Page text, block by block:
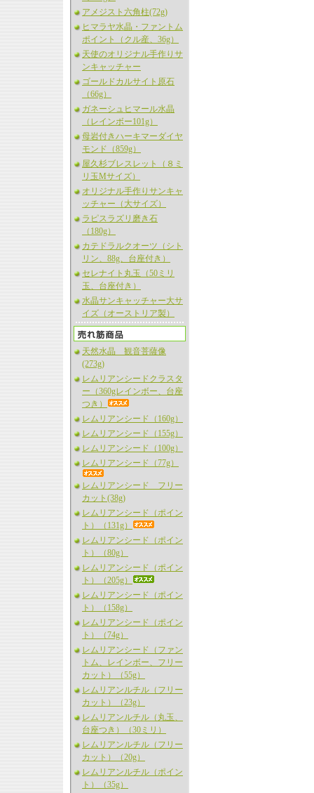
アメジスト六角柱(72g)
ヒマラヤ水晶・ファントム
ポイント（クル産、36g）
天使のオリジナル手作りサ
ンキャッチャー
ゴールドカルサイト原石
（66g）
ガネーシュヒマール水晶
（レインボー101g）
母岩付きハーキマーダイヤ
モンド（859g）
屋久杉ブレスレット（８ミ
リ玉Mサイズ）
オリジナル手作りサンキャ
ッチャー（大サイズ）
ラピスラズリ磨き石
（180g）
カテドラルクオーツ（シト
リン、88g、台座付き）
セレナイト丸玉（50ミリ
玉、台座付き）
水晶サンキャッチャー大サ
イズ（オーストリア製）
天然水晶 観音菩薩像
(273g)
レムリアンシードクラスタ
ー（360gレインボー、台座
つき）
レムリアンシード（160g）
レムリアンシード（155g）
レムリアンシード（100g）
レムリアンシード（77g）
レムリアンシード フリー
カット(38g)
レムリアンシード（ポイン
ト）（131g）
レムリアンシード（ポイン
ト）（80g）
レムリアンシード（ポイン
ト）（205g）
レムリアンシード（ポイン
ト）（158g）
レムリアンシード（ポイン
ト）（74g）
レムリアンシード（ファン
トム、レインボー、フリー
カット）（55g）
レムリアンルチル（フリー
カット）（23g）
レムリアンルチル（丸玉、
台座つき）（30ミリ）
レムリアンルチル（フリー
カット）（20g）
レムリアンルチル（ポイン
ト）（35g）